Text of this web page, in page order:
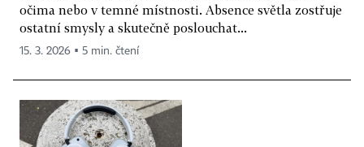
očima nebo v temné místnosti. Absence světla zostřuje
ostatní smysly a skutečně poslouchat...
15. 3. 2026 ▪ 5 min. čtení